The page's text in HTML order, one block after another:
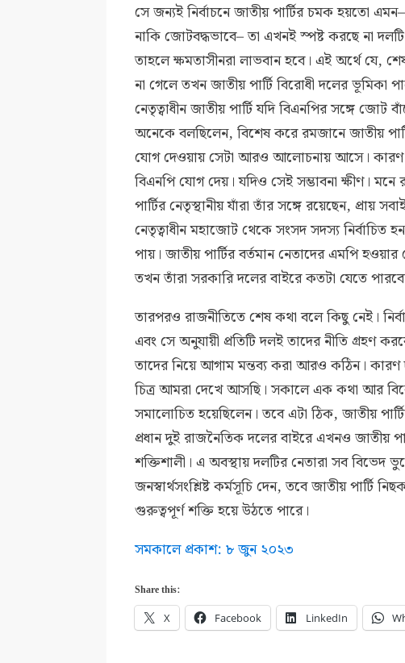
সে জন্যই নির্বাচনে জাতীয় পার্টির চমক হয়তো
নাকি জোটবদ্ধভাবে– তা এখনই স্পষ্ট করছে না
তাহলে ক্ষমতাসীনরা লাভবান হবে। এই অর্থে যে, শেষ
না গেলে তখন জাতীয় পার্টি বিরোধী দলের
নেতৃত্বাধীন জাতীয় পার্টি যদি বিএনপির সঙ্গে
অনেকে বলছিলেন, বিশেষ করে রমজানে জাতীয়
যোগ দেওয়ায় সেটা আরও আলোচনায় আসে। কারণ
বিএনপি যোগ দেয়। যদিও সেই সম্ভাবনা ক্ষীণ।
পার্টির নেতৃস্থানীয় যাঁরা তাঁর সঙ্গে রয়েছেন, প্রায়
নেতৃত্বাধীন মহাজোট থেকে সংসদ সদস্য
পায়। জাতীয় পার্টির বর্তমান নেতাদের এমপি
তখন তাঁরা সরকারি দলের বাইরে কতটা যেতে
তারপরও রাজনীতিতে শেষ কথা বলে কিছু নেই।
এবং সে অনুযায়ী প্রতিটি দলই তাদের নীতি গ্রহণ
তাদের নিয়ে আগাম মন্তব্য করা আরও কঠিন। কারণ
চিত্র আমরা দেখে আসছি। সকালে এক কথা আর
সমালোচিত হয়েছিলেন। তবে এটা ঠিক, জাতীয়
প্রধান দুই রাজনৈতিক দলের বাইরে এখনও জাতীয়
শক্তিশালী। এ অবস্থায় দলটির নেতারা সব বিভেদ
জনস্বার্থসংশ্লিষ্ট কর্মসূচি দেন, তবে জাতীয় পার্টি
গুরুত্বপূর্ণ শক্তি হয়ে উঠতে পারে।
সমকালে প্রকাশ: ৮ জুন ২০২৩
Share this:
X Facebook LinkedIn